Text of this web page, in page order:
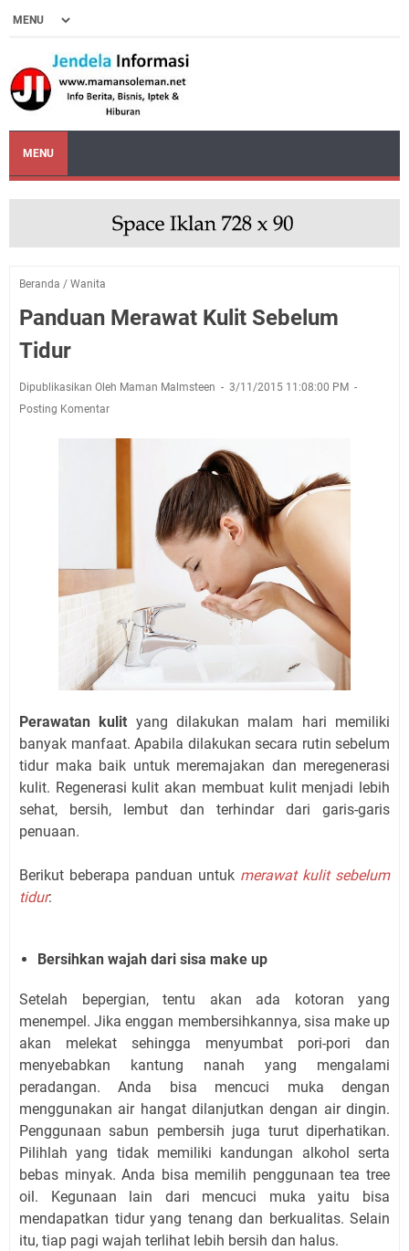
MENU
Beranda / Wanita
Panduan Merawat Kulit Sebelum
Tidur
Dipublikasikan Oleh Maman Malmsteen
3/11/2015 11:08:00 PM
Posting Komentar
Perawatan kulit yang dilakukan malam hari memiliki
banyak manfaat. Apabila dilakukan secara rutin sebelum
tidur maka baik untuk meremajakan dan meregenerasi
kulit. Regenerasi kulit akan membuat kulit menjadi lebih
sehat, bersih, lembut dan terhindar dari garis-garis
penuaan.
Berikut beberapa panduan untuk merawat kulit sebelum
tidur:
Bersihkan wajah dari sisa make up
Setelah bepergian, tentu akan ada kotoran yang
menempel. Jika enggan membersihkannya, sisa make up
akan melekat sehingga menyumbat pori-pori dan
menyebabkan kantung nanah yang mengalami
peradangan. Anda bisa mencuci muka dengan
menggunakan air hangat dilanjutkan dengan air dingin.
Penggunaan sabun pembersih juga turut diperhatikan.
Pilihlah yang tidak memiliki kandungan alkohol serta
bebas minyak. Anda bisa memilih penggunaan tea tree
oil. Kegunaan lain dari mencuci muka yaitu bisa
mendapatkan tidur yang tenang dan berkualitas. Selain
itu, tiap pagi wajah terlihat lebih bersih dan halus.